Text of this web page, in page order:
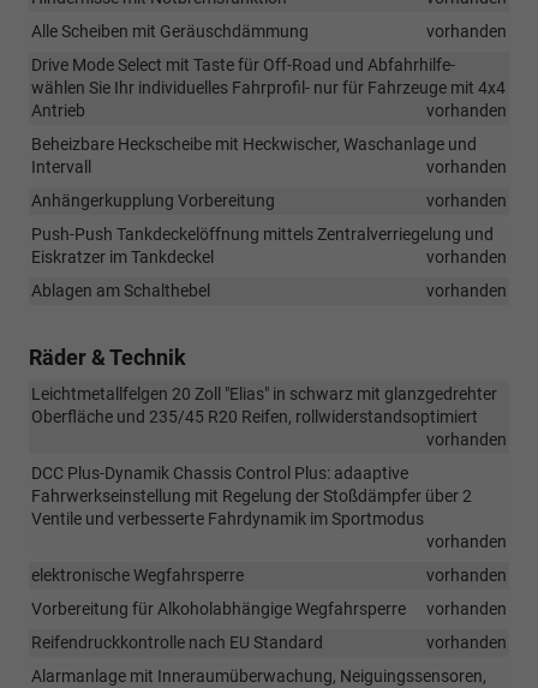
Alle Scheiben mit Geräuschdämmung
vorhanden
Drive Mode Select mit Taste für Off-Road und Abfahrhilfe-
wählen Sie Ihr individuelles Fahrprofil- nur für Fahrzeuge mit 4x4
Antrieb
vorhanden
Beheizbare Heckscheibe mit Heckwischer, Waschanlage und
Intervall
vorhanden
Anhängerkupplung Vorbereitung
vorhanden
Push-Push Tankdeckelöffnung mittels Zentralverriegelung und
Eiskratzer im Tankdeckel
vorhanden
Ablagen am Schalthebel
vorhanden
Räder & Technik
Leichtmetallfelgen 20 Zoll "Elias" in schwarz mit glanzgedrehter
Oberfläche und 235/45 R20 Reifen, rollwiderstandsoptimiert
vorhanden
DCC Plus-Dynamik Chassis Control Plus: adaaptive
Fahrwerkseinstellung mit Regelung der Stoßdämpfer über 2
Ventile und verbesserte Fahrdynamik im Sportmodus
vorhanden
elektronische Wegfahrsperre
vorhanden
Vorbereitung für Alkoholabhängige Wegfahrsperre
vorhanden
Reifendruckkontrolle nach EU Standard
vorhanden
Alarmanlage mit Inneraumüberwachung, Neiguingssensoren,